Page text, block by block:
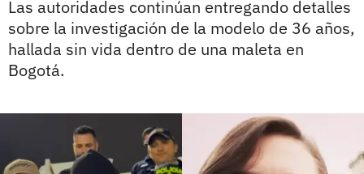
Las autoridades continúan entregando detalles
sobre la investigación de la modelo de 36 años,
hallada sin vida dentro de una maleta en
Bogotá.